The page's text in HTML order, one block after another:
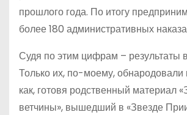
прошлого года. По итогу
более 180 административных
Судя по этим цифрам – результаты
Только их, по-моему, обнародовали
как, готовя родственный материал
ветчины», вышедший в «Звезде